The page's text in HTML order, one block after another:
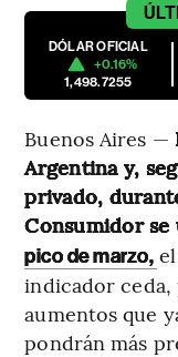
DÓLAR OFICIAL
+0.16%
1,498.7255
Buenos Aires —
Argentina y,
privado,
Consumidor se
pico de marzo,
indicador
aumentos que
pondrán más